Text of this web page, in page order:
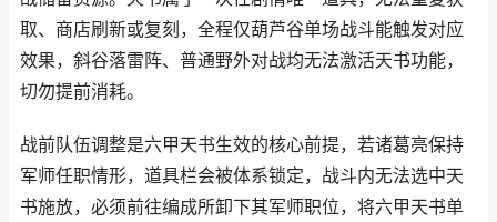
取、商店刷新或复刻，全程仅葫芦谷单场战斗能触发对应
效果，斜谷落雷阵、普通野外对战均无法激活天书功能，
切勿提前消耗。
战前队伍调整是六甲天书生效的核心前提，若诸葛亮保持
军师任职情形，道具栏会被体系锁定，战斗内无法选中天
书施放，必须前往编成所卸下其军师职位，将六甲天书单